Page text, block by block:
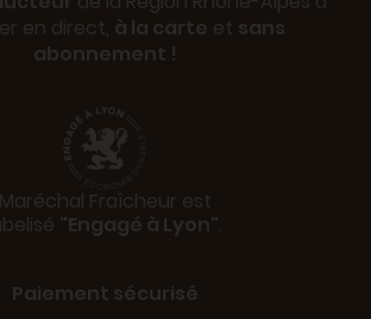
en direct, à la carte et sans
abonnement !
Maréchal Fraîcheur est
"Engagé à Lyon".
Paiement sécurisé